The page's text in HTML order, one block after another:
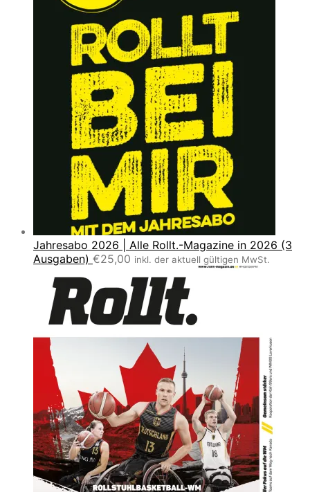
Jahresabo 2026 | Alle Rollt.-Magazine in 2026 (3
Ausgaben) €25,00 inkl. der aktuell gültigen MwSt.